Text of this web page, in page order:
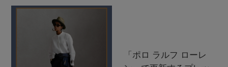
「ポロ ラルフ ローレ